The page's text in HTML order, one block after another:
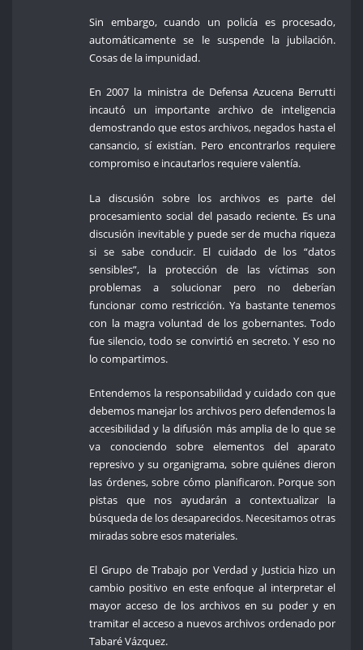
Sin embargo, cuando un policía es procesado,
automáticamente se le suspende la jubilación.
Cosas de la impunidad.
En 2007 la ministra de Defensa Azucena Berrutti
incautó un importante archivo de inteligencia
demostrando que estos archivos, negados hasta el
cansancio, sí existían. Pero encontrarlos requiere
compromiso e incautarlos requiere valentía.
La discusión sobre los archivos es parte del
procesamiento social del pasado reciente. Es una
discusión inevitable y puede ser de mucha riqueza
si se sabe conducir. El cuidado de los “datos
sensibles”, la protección de las víctimas son
problemas a solucionar pero no deberían
funcionar como restricción. Ya bastante tenemos
con la magra voluntad de los gobernantes. Todo
fue silencio, todo se convirtió en secreto. Y eso no
lo compartimos.
Entendemos la responsabilidad y cuidado con que
debemos manejar los archivos pero defendemos la
accesibilidad y la difusión más amplia de lo que se
va conociendo sobre elementos del aparato
represivo y su organigrama, sobre quiénes dieron
las órdenes, sobre cómo planificaron. Porque son
pistas que nos ayudarán a contextualizar la
búsqueda de los desaparecidos. Necesitamos otras
miradas sobre esos materiales.
El Grupo de Trabajo por Verdad y Justicia hizo un
cambio positivo en este enfoque al interpretar el
mayor acceso de los archivos en su poder y en
tramitar el acceso a nuevos archivos ordenado por
Tabaré Vázquez.